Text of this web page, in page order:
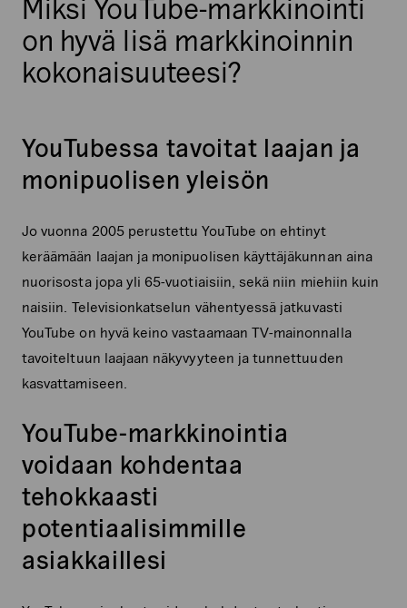
Miksi YouTube-markkinointi
on hyvä lisä markkinoinnin
kokonaisuuteesi?
YouTubessa tavoitat laajan ja
monipuolisen yleisön
Jo vuonna 2005 perustettu YouTube on ehtinyt
keräämään laajan ja monipuolisen käyttäjäkunnan aina
nuorisosta jopa yli 65-vuotiaisiin, sekä niin miehiin kuin
naisiin. Televisionkatselun vähentyessä jatkuvasti
YouTube on hyvä keino vastaamaan TV-mainonnalla
tavoiteltuun laajaan näkyvyyteen ja tunnettuuden
kasvattamiseen.
YouTube-markkinointia
voidaan kohdentaa
tehokkaasti
potentiaalisimmille
asiakkaillesi